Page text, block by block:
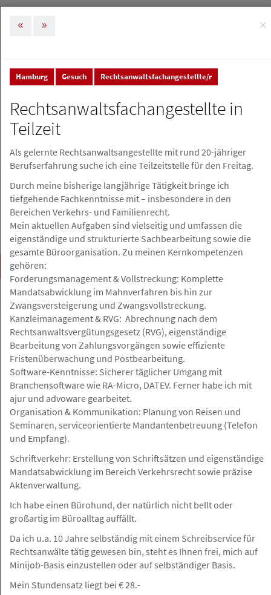
Stellenmarkt & Anzeigen Stellenanzeigen
Stellenanzeigen
Stellenanzeige erstellen
Hamburg Gesuch
10.05.2026
Assistenz sucht neue Festanstellung in
Vollzeit
Hamburg Angebot
10.05.2026
ReFa (m/w/d) für Kanzlei in Hamburger
City gesucht
MSBH Bleisch Lubitz Rechtsanwälte Steuerberater PartG
×
Hamburg Gesuch Rechtsanwaltsfachangestellte/r
Rechtsanwaltsfachangestellte in
Teilzeit
Als gelernte Rechtsanwaltsangestellte mit rund 20-jähriger
Berufserfahrung suche ich eine Teilzeitstelle für den Freitag.
Durch meine bisherige langjährige Tätigkeit bringe ich
tiefgehende Fachkenntnisse mit – insbesondere in den
Bereichen Verkehrs- und Familienrecht.
Mein aktuellen Aufgaben sind vielseitig und umfassen die
eigenständige und strukturierte Sachbearbeitung sowie die
gesamte Büroorganisation. Zu meinen Kernkompetenzen
gehören:
Forderungsmanagement & Vollstreckung: Komplette
Mandatsabwicklung im Mahnverfahren bis hin zur
Zwangsversteigerung und Zwangsvollstreckung.
Kanzleimanagement & RVG: Abrechnung nach dem
Rechtsanwaltsvergütungsgesetz (RVG), eigenständige
Bearbeitung von Zahlungsvorgängen sowie effiziente
Fristenüberwachung und Postbearbeitung.
Software-Kenntnisse: Sicherer täglicher Umgang mit
Branchensoftware wie RA-Micro, DATEV. Ferner habe ich mit
ajur und advoware gearbeitet.
Organisation & Kommunikation: Planung von Reisen und
Seminaren, serviceorientierte Mandantenbetreuung (Telefon
und Empfang).
Schriftverkehr: Erstellung von Schriftsätzen und eigenständige
Mandatsabwicklung im Bereich Verkehrsrecht sowie präzise
Aktenverwaltung.
Ich habe einen Bürohund, der natürlich nicht bellt oder
großartig im Büroalltag auffällt.
Da ich u.a. 10 Jahre selbständig mit einem Schreibservice für
Rechtsanwälte tätig gewesen bin, steht es Ihnen frei, mich auf
Minijob-Basis einzustellen oder auf selbständiger Basis.
Mein Stundensatz liegt bei € 28.-